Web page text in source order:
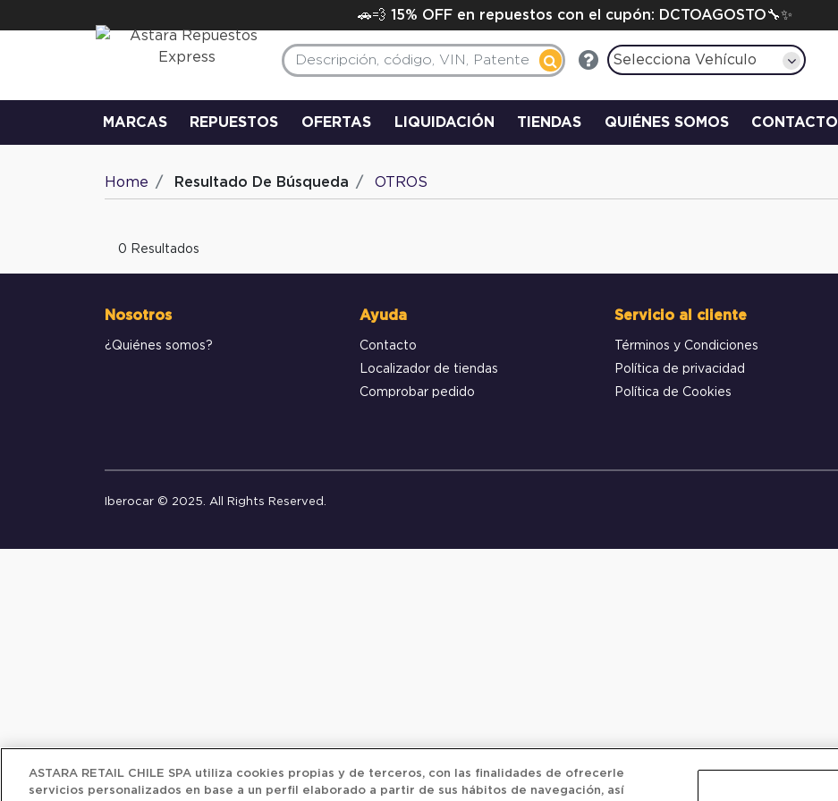
🚗💨 15% OFF en repuestos con el cupón: DCTOAGOSTO🔧✨
Selecciona Vehículo
MARCAS REPUESTOS OFERTAS LIQUIDACIÓN TIENDAS QUIÉNES SOMOS CONTACTO
Home Resultado De Búsqueda OTROS
0 Resultados
Nosotros
¿Quiénes somos?
Ayuda
Contacto
Localizador de tiendas
Comprobar pedido
Servicio al cliente
Términos y Condiciones
Política de privacidad
Política de Cookies
Iberocar © 2025. All Rights Reserved.
ASTARA RETAIL CHILE SPA utiliza cookies propias y de terceros, con las finalidades de ofrecerle
servicios personalizados en base a un perfil elaborado a partir de sus hábitos de navegación, así